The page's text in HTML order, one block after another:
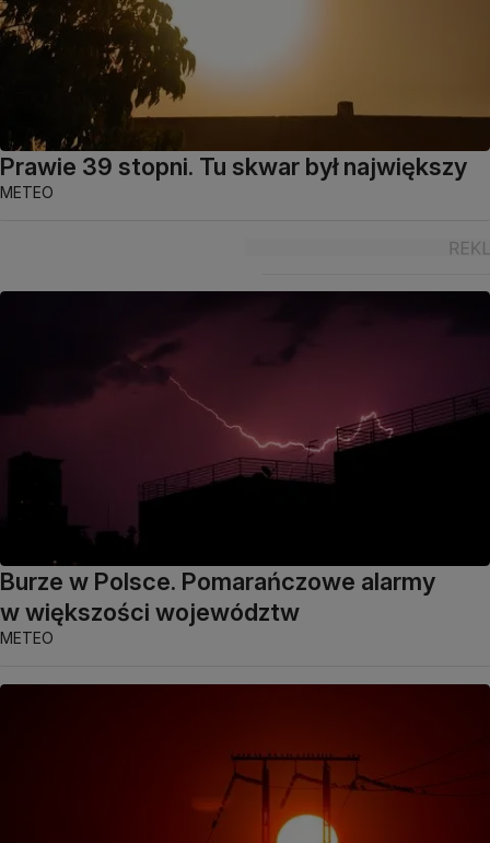
Prawie 39 stopni. Tu skwar był największy
METEO
Burze w Polsce. Pomarańczowe alarmy
w większości województw
METEO